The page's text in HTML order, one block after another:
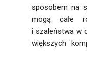
sposobem na
mogą całe
i szaleństwa w
większych